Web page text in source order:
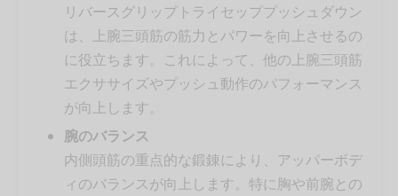
リバースグリップトライセッププッシュダウン
は、上腕三頭筋の筋力とパワーを向上させるの
に役立ちます。これによって、他の上腕三頭筋
エクササイズやプッシュ動作のパフォーマンス
が向上します。
腕のバランス
内側頭筋の重点的な鍛錬により、アッパーボデ
ィのバランスが向上します。特に胸や前腕との